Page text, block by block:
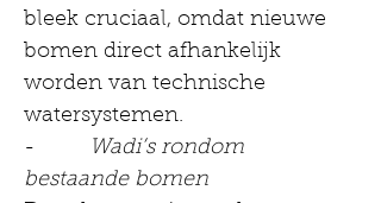
bleek cruciaal, omdat nieuwe
bomen direct afhankelijk
worden van technische
watersystemen.
-
Wadi’s rondom
bestaande bomen